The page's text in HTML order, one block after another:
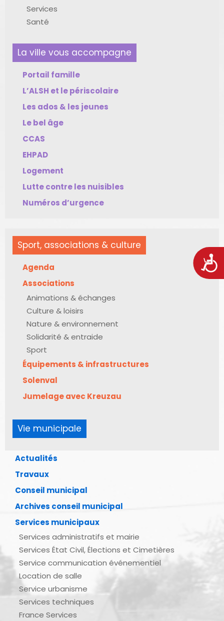
Services
Santé
La ville vous accompagne
Portail famille
L’ALSH et le périscolaire
Les ados & les jeunes
Le bel âge
CCAS
EHPAD
Logement
Lutte contre les nuisibles
Numéros d’urgence
Sport, associations & culture
Agenda
Associations
Animations & échanges
Culture & loisirs
Nature & environnement
Solidarité & entraide
Sport
Équipements & infrastructures
Solenval
Jumelage avec Kreuzau
Vie municipale
Actualités
Travaux
Conseil municipal
Archives conseil municipal
Services municipaux
Services administratifs et mairie
Services État Civil, Élections et Cimetières
Service communication événementiel
Location de salle
Service urbanisme
Services techniques
France Services